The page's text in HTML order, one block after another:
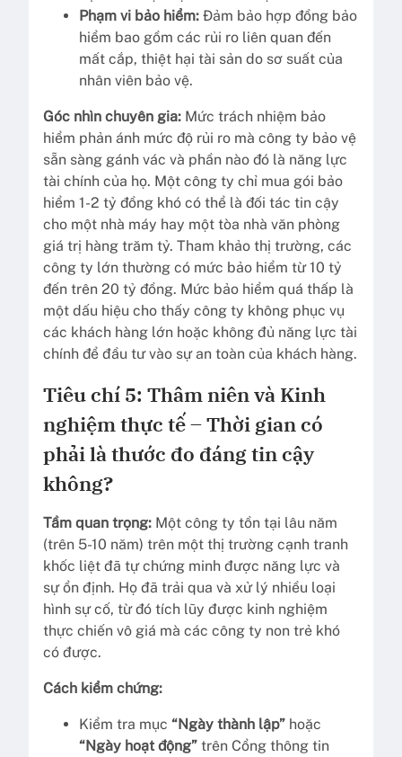
Phạm vi bảo hiểm: Đảm bảo hợp đồng bảo
hiểm bao gồm các rủi ro liên quan đến
mất cắp, thiệt hại tài sản do sơ suất của
nhân viên bảo vệ.
Góc nhìn chuyên gia: Mức trách nhiệm bảo
hiểm phản ánh mức độ rủi ro mà công ty bảo vệ
sẵn sàng gánh vác và phần nào đó là năng lực
tài chính của họ. Một công ty chỉ mua gói bảo
hiểm 1-2 tỷ đồng khó có thể là đối tác tin cậy
cho một nhà máy hay một tòa nhà văn phòng
giá trị hàng trăm tỷ. Tham khảo thị trường, các
công ty lớn thường có mức bảo hiểm từ 10 tỷ
đến trên 20 tỷ đồng. Mức bảo hiểm quá thấp là
một dấu hiệu cho thấy công ty không phục vụ
các khách hàng lớn hoặc không đủ năng lực tài
chính để đầu tư vào sự an toàn của khách hàng.
Tiêu chí 5: Thâm niên và Kinh
nghiệm thực tế – Thời gian có
phải là thước đo đáng tin cậy
không?
Tầm quan trọng: Một công ty tồn tại lâu năm
(trên 5-10 năm) trên một thị trường cạnh tranh
khốc liệt đã tự chứng minh được năng lực và
sự ổn định. Họ đã trải qua và xử lý nhiều loại
hình sự cố, từ đó tích lũy được kinh nghiệm
thực chiến vô giá mà các công ty non trẻ khó
có được.
Cách kiểm chứng:
Kiểm tra mục “Ngày thành lập” hoặc
“Ngày hoạt động” trên Cổng thông tin